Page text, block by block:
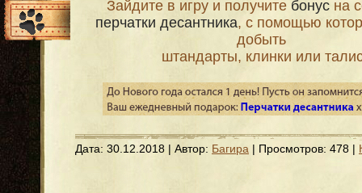
Зайдите в игру и получите бонус на
перчатки десантника, с помощью
добыть
штандарты, клинки или
Дата: 30.12.2018 | Автор: Багира | Просмотров: 478 |